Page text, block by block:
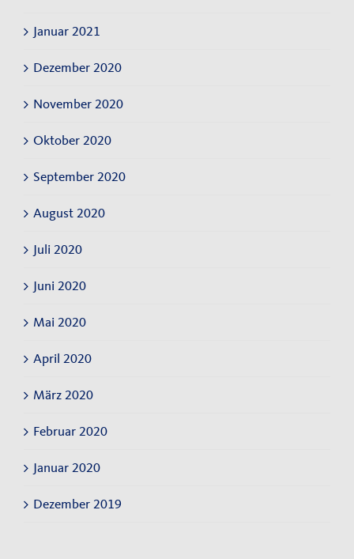
Januar 2021
Dezember 2020
November 2020
Oktober 2020
September 2020
August 2020
Juli 2020
Juni 2020
Mai 2020
April 2020
März 2020
Februar 2020
Januar 2020
Dezember 2019